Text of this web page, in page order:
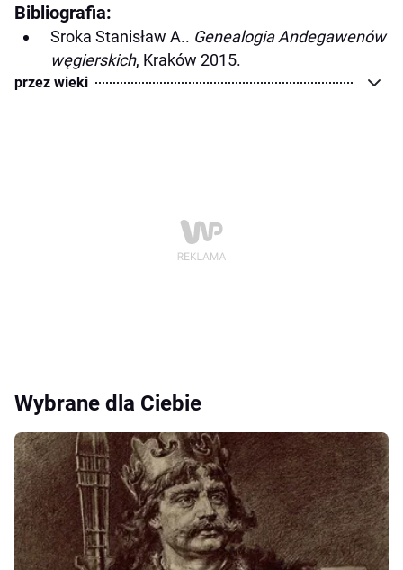
Bibliografia:
Sroka Stanisław A.. Genealogia Andegawenów
węgierskich, Kraków 2015.
przez wieki
Wybrane dla Ciebie